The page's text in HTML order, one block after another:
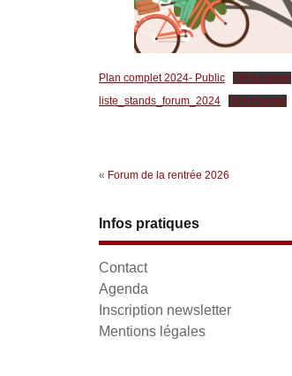
Plan complet 2024- Public
Télécharger
liste_stands_forum_2024
Télécharger
« Forum de la rentrée 2026
Infos pratiques
Contact
Agenda
Inscription newsletter
Mentions légales